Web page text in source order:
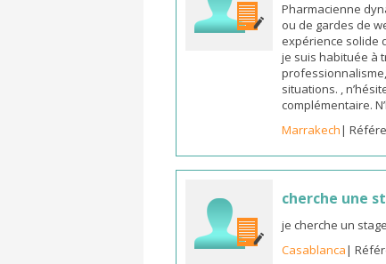
Pharmacienne
ou de gardes de
expérience solide
je suis habituée à
situations. ,
complémentaire.
Marrakech|
cherche une
je cherche un
Casablanca|